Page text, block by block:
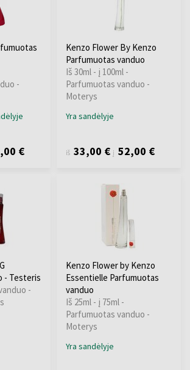
-
€
Kenzo Flower By Kenzo
Parfumuotas vanduo
Iš 30ml - į 100ml -
Parfumuotas vanduo -
Moterys
Yra sandėlyje
iš 33,00 € į 52,00 €
- Testeris
-
Kenzo Flower by Kenzo
Essentielle Parfumuotas
vanduo
Iš 25ml - į 75ml -
Parfumuotas vanduo -
Moterys
Yra sandėlyje